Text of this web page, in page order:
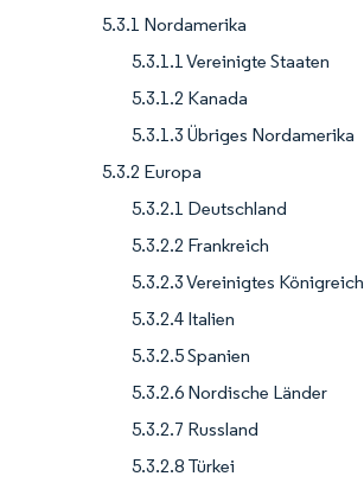
5.3.1 Nordamerika
5.3.1.1 Vereinigte Staaten
5.3.1.2 Kanada
5.3.1.3 Übriges Nordamerika
5.3.2 Europa
5.3.2.1 Deutschland
5.3.2.2 Frankreich
5.3.2.3 Vereinigtes Königreich
5.3.2.4 Italien
5.3.2.5 Spanien
5.3.2.6 Nordische Länder
5.3.2.7 Russland
5.3.2.8 Türkei